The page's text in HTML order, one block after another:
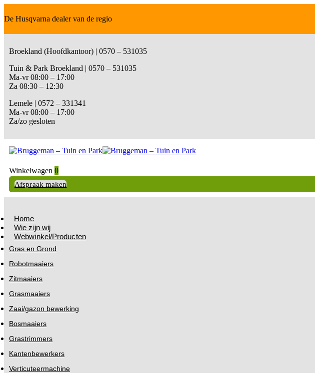
De Husqvarna dealer van de regio
Broekland (Hoofdkantoor) | 0570 – 531035
Tuin & Park Broekland | 0570 – 531035
Ma-vr 08:00 – 17:00
Za 08:30 – 12:30
Lemele | 0572 – 331341
Ma-vr 08:00 – 17:00
Za/zo gesloten
Winkelwagen 0
Afspraak maken
Home
Wie zijn wij
Webwinkel/Producten
Gras en Grond
Robotmaaiers
Zitmaaiers
Grasmaaiers
Zaai/gazon bewerking
Bosmaaiers
Grastrimmers
Kantenbewerkers
Verticuteermachine